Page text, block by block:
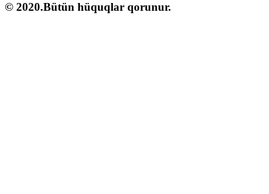
© 2020.Bütün hüquqlar qorunur.